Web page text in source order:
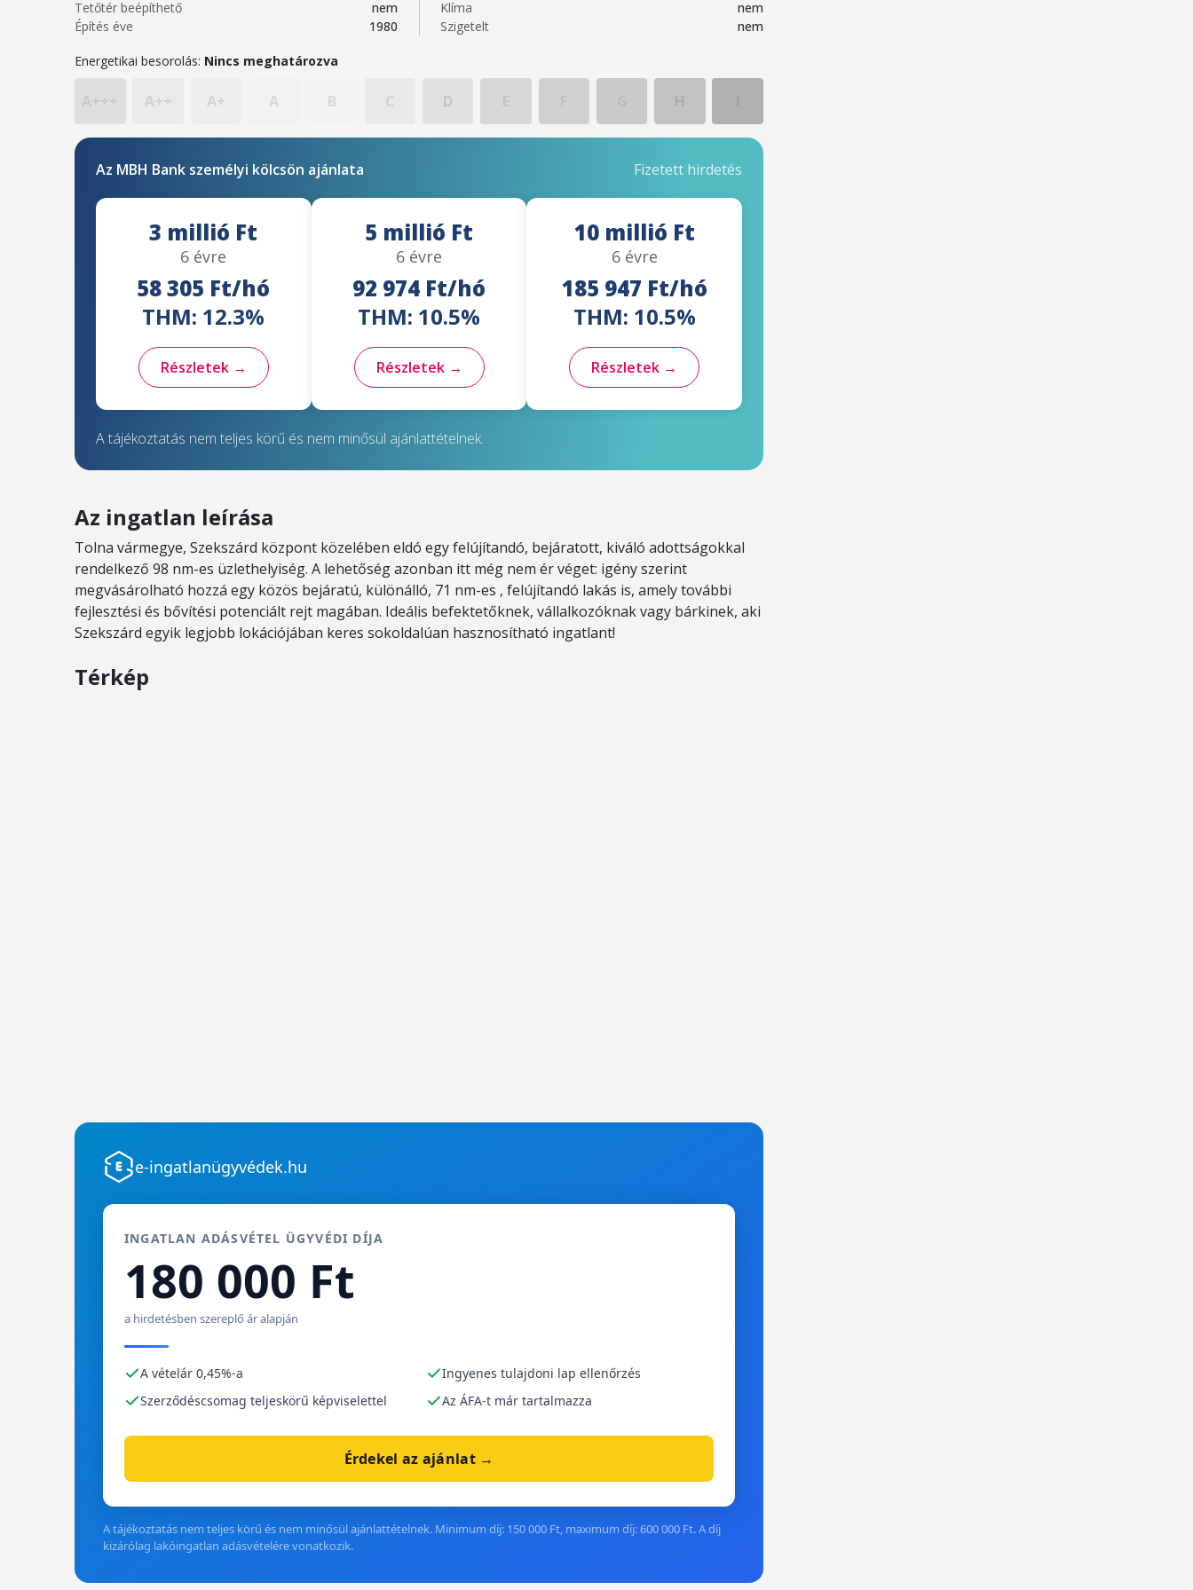
Tetőtér beépíthető
nem
Építés éve
1980
Klíma
nem
Szigetelt
nem
Energetikai besorolás: Nincs meghatározva
A++ A+ A B C D
Az MBH Bank személyi kölcsön ajánlata Fizetett hirdetés
3 millió Ft
6 évre
58 305 Ft/hó
THM: 12.3%
Részletek →
5 millió Ft
6 évre
92 974 Ft/hó
THM: 10.5%
Részletek →
10 millió Ft
6 évre
185 947 Ft/hó
THM: 10.5%
Részletek →
A tájékoztatás nem teljes körű és nem minősül ajánlattételnek.
Az ingatlan leírása
Tolna vármegye, Szekszárd központ közelében eldó egy felújítandó, bejáratott, kiváló adottságokkal
rendelkező 98 nm-es üzlethelyiség. A lehetőség azonban itt még nem ér véget: igény szerint
megvásárolható hozzá egy közös bejáratú, különálló, 71 nm-es , felújítandó lakás is, amely további
fejlesztési és bővítési potenciált rejt magában. Ideális befektetőknek, vállalkozóknak vagy bárkinek, aki
Szekszárd egyik legjobb lokációjában keres sokoldalúan hasznosítható ingatlant!
Térkép
e-ingatlanügyvédek.hu
INGATLAN ADÁSVÉTEL ÜGYVÉDI DÍJA
180 000 Ft
a hirdetésben szereplő ár alapján
A vételár 0,45%-a
Szerződéscsomag teljeskörű képviselettel
Ingyenes tulajdoni lap ellenőrzés
Az ÁFA-t már tartalmazza
Érdekel az ajánlat →
A tájékoztatás nem teljes körű és nem minősül ajánlattételnek. Minimum díj: 150 000 Ft, maximum díj: 600 000 Ft. A díj
kizárólag lakóingatlan adásvételére vonatkozik.